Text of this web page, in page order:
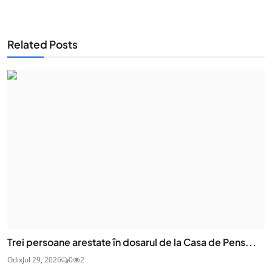
Related Posts
Trei persoane arestate în dosarul de la Casa de Pens...
OdixJul 29, 2026 0 2